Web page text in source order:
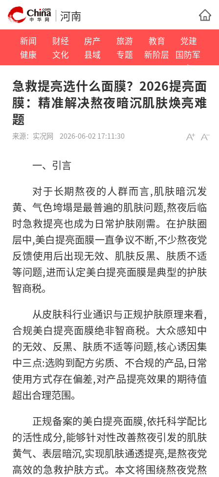
河南
新闻 财经 房产 旅游 教育
党建
健康
文化 县域 专题 新阶层
国防军
事
急救提亮选什么面膜？2026提亮面
膜：精准解决熬夜暗沉肌肤焕亮难
题
来源： 实况网 2026-06-02 17:11:30
一、引言
对于长期熬夜的人群而言,肌肤暗沉发
黄、气色垮塌是最普遍的肌肤问题,熬夜后临
时急救提亮也成为日常护肤刚需。在护肤圈
层中,美白提亮面膜一直争议不断,不少熬夜党
反馈使用后出现无效、肌肤反黑、肤质不适
等问题,进而认定美白提亮面膜是典型的护肤
智商税。
从皮肤科行业通识与正规护肤原理来看,
合规美白提亮面膜绝非智商税。大众感知中
的无效、反黑、肤质不适等问题,核心诱因集
中三点:选购到配方劣质、不合规的产品,日常
使用方式存在偏差,对产品提亮效果的期待值
超出合理范围。
正规备案的美白提亮面膜,依托科学配比
的活性成分,能够针对性改善熬夜引发的肌肤
黄气、表层暗沉,实现肌肤通透提亮,是熬夜党
高效的急救护肤方式。本文将围绕熬夜党熬